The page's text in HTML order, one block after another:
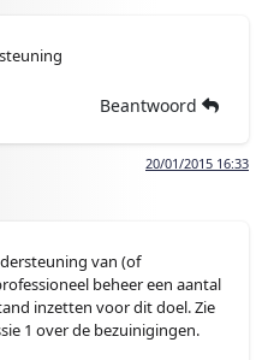
Beantwoord
20/01/2015 16:33
van (of
beheer een aantal
inzetten voor dit doel. Zie
1 over de bezuinigingen.